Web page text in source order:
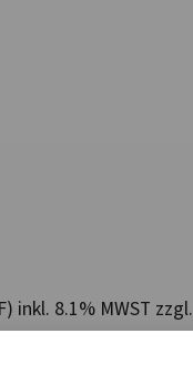
inkl. 8.1% MWST zzgl.